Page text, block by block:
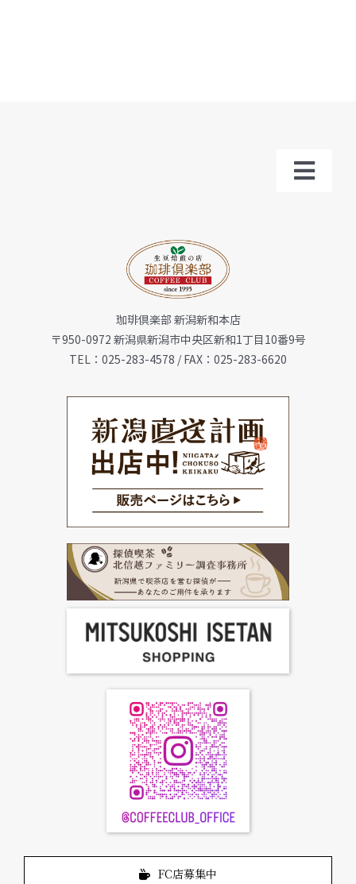
珈琲豆・特選ギフト
FC加盟店募集
珈琲倶楽部 新潟新和本店
〒950-0972 新潟県新潟市中央区新和1丁目10番9号
TEL：025-283-4578 / FAX：025-283-6620
FC店募集中